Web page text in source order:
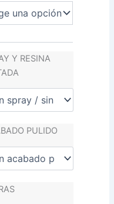
Y RESINA
PULIDO